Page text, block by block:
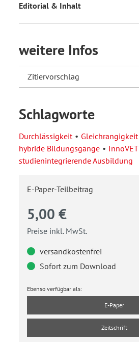
Editorial & Inhalt
weitere Infos
Zitiervorschlag
Schlagworte
Durchlässigkeit
Gleichrangigkeit
hybride Bildungsgänge
InnoVET
studienintegrierende Ausbildung
E-Paper-Teilbeitrag
5,00 €
Preise inkl. MwSt.
versandkostenfrei
Sofort zum Download
Ebenso verfügbar als:
E-Paper
Zeitschrift